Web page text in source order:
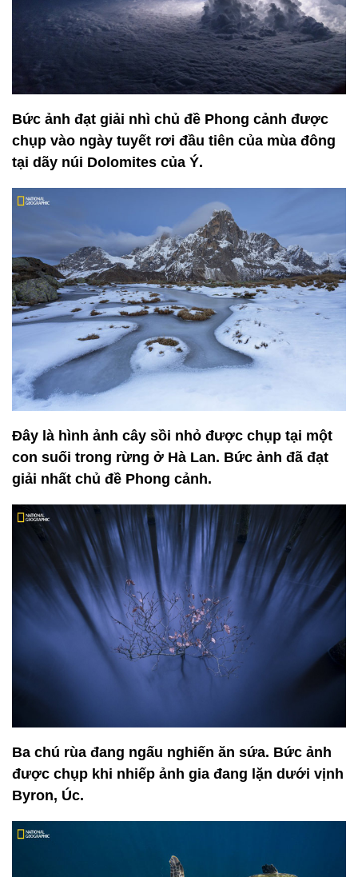
Bức ảnh đạt giải nhì chủ đề Phong cảnh được
chụp vào ngày tuyết rơi đầu tiên của mùa đông
tại dãy núi Dolomites của Ý.
Đây là hình ảnh cây sồi nhỏ được chụp tại một
con suối trong rừng ở Hà Lan. Bức ảnh đã đạt
giải nhất chủ đề Phong cảnh.
Ba chú rùa đang ngấu nghiến ăn sứa. Bức ảnh
được chụp khi nhiếp ảnh gia đang lặn dưới vịnh
Byron, Úc.